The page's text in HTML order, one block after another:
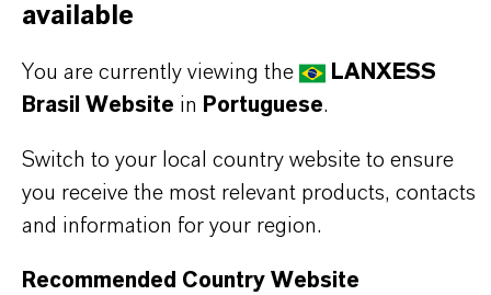
molecular
de produto
de Cor
available
You are currently viewing the
LANXESS
Brasil Website in Portuguese.
Switch to your local country website to ensure
you receive the most relevant products, contacts
and information for your region.
Recommended Country Website